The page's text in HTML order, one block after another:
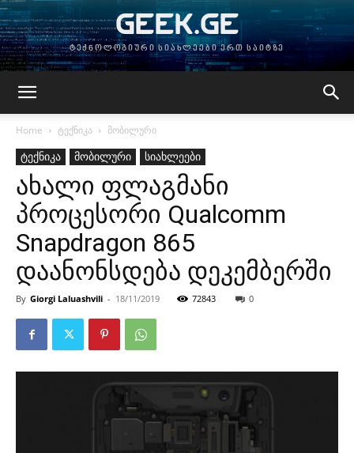
GEEK.GE
ტექნოლოგიური სიახლეები ერთ საიტზე
Home ტექნიკა მობილური
ტექნიკა მობილური სიახლეები
ახალი ფლაგმანი
პროცესორი Qualcomm
Snapdragon 865
დაანონსდება დეკემბერში
By Giorgi Laluashvili - 18/11/2019 72843 0